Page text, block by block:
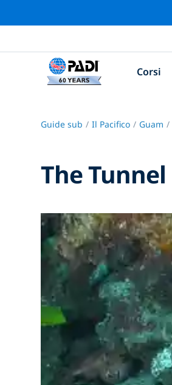
Corsi
Guide sub Il Pacifico Guam
The Tunnel